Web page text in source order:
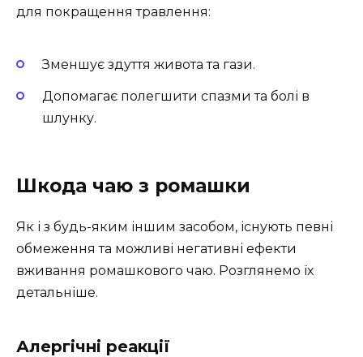
для покращення травлення:
Зменшує здуття живота та гази.
Допомагає полегшити спазми та болі в
шлунку.
Шкода чаю з ромашки
Як і з будь-яким іншим засобом, існують певні
обмеження та можливі негативні ефекти
вживання ромашкового чаю. Розглянемо їх
детальніше.
Алергічні реакції